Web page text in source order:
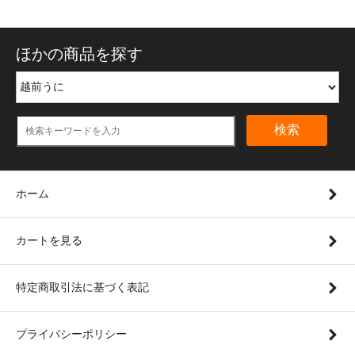
ほかの商品を探す
検索
ホーム
カートを見る
特定商取引法に基づく表記
プライバシーポリシー